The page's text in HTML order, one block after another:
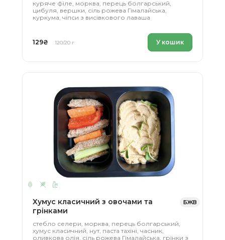
куряче філе, морква, перець болгарський,
цибуля, вершки, сіль рожева Гімалайська,
куркума, чіпси з висівкового лаваша
129₴ 120/20 г У кошик
БЖВ
Хумус класичний з овочами та
грінками
стебло селери, морква, перець болгарський,
хумус класичний, нут, паста тахіні, часник,
оливкова олія, сіль рожева Гімалайська, грінки з